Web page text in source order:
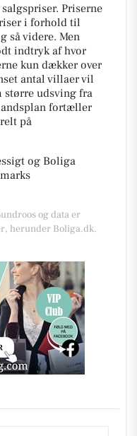
Priserne
i forhold til
så videre. Men
indtryk af hvor
kun dækker over
antal villaer vil
større udsving fra
fortæller
på
og Boliga
og data er
herunder Boliga.dk.